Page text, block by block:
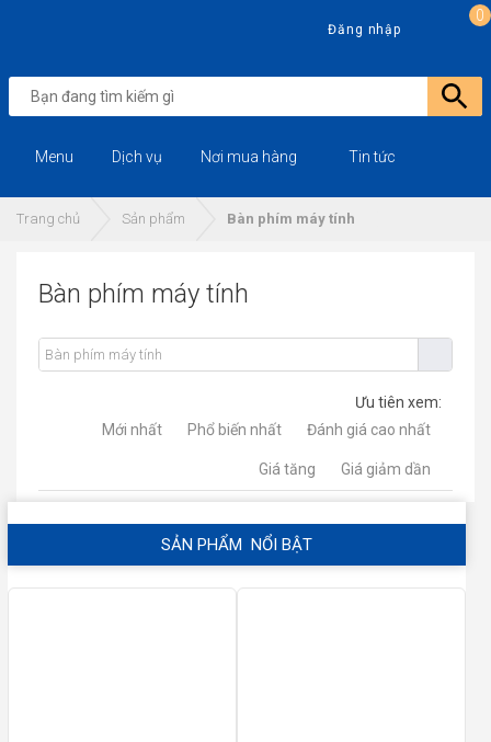
Đăng nhập
0
Menu Dịch vụ Nơi mua hàng Tin tức
Trang chủ Sản phẩm Bàn phím máy tính
Bàn phím máy tính
Ưu tiên xem:
Mới nhất
Phổ biến nhất Đánh giá cao nhất
Giá tăng Giá giảm dần
SẢN PHẨM NỔI BẬT